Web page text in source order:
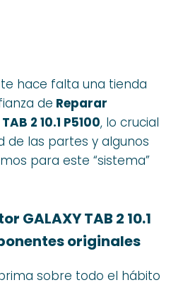
hace falta una tienda
de Reparar
2 10.1 P5100, lo crucial
de las partes y algunos
para este “sistema”
GALAXY TAB 2 10.1
originales
sobre todo el hábito